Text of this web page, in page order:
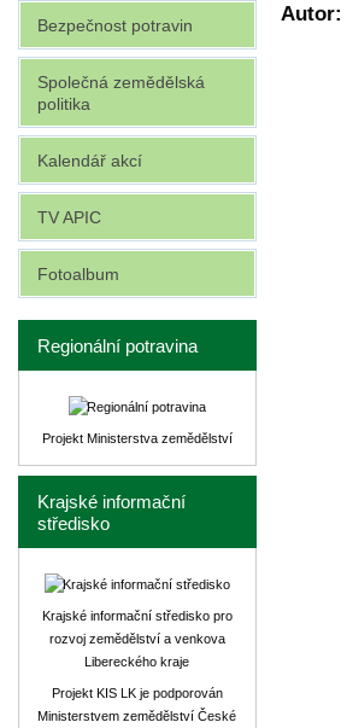
Autor:
Bezpečnost potravin
Společná zemědělská
politika
Kalendář akcí
TV APIC
Fotoalbum
Regionální potravina
Projekt Ministerstva zemědělství
Krajské informační
středisko
Krajské informační středisko pro
rozvoj zemědělství a venkova
Libereckého kraje
Projekt KIS LK je podporován
Ministerstvem zemědělství České